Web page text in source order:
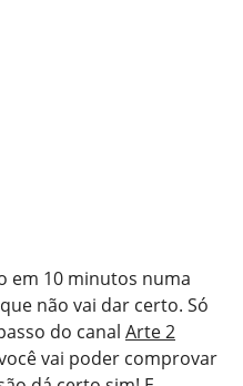
em 10 minutos numa
não vai dar certo. Só
do canal Arte 2
vai poder comprovar